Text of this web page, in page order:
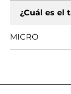
¿Cuál es el
MICRO